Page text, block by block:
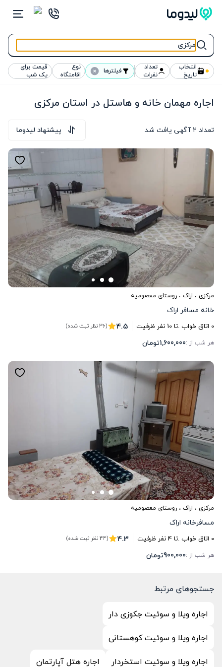
انتخاب
تاریخ
تعداد
نفرات فیلترها نوع
اقامتگاه
قیمت برای
یک شب
اجاره مهمان خانه و هاستل در استان مرکزی
تعداد 2آگهی یافت شد پیشنهاد لیدوما
مرکزی ، اراک ، روستای معصومیه
خانه مسافر اراک
0 اتاق خواب .تا10 نفر ظرفیت 4.5 (36 نظر ثبت شده)
هر شب از :1,600,000تومان
مرکزی ، اراک ، روستای معصومیه
مسافرخانه اراک
0 اتاق خواب .تا4نفر ظرفیت 4.3 (44 نظر ثبت شده)
هر شب از :900,000تومان
جستجوهای مرتبط
اجاره ویلا و سوئیت جکوزی دار
اجاره ویلا و سوئیت کوهستانی
اجاره ویلا و سوئیت استخردار
اجاره هتل آپارتمان